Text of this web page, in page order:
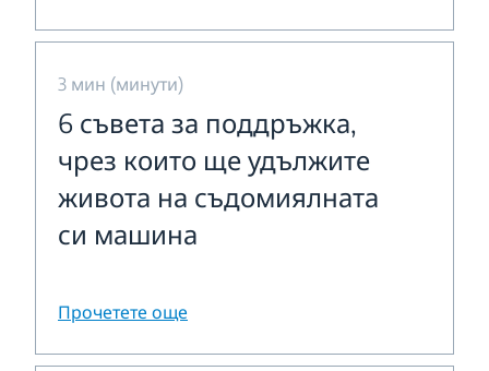
3 мин (минути)
6 съвета за поддръжка,
чрез които ще удължите
живота на съдомиялната
си машина
Прочетете още